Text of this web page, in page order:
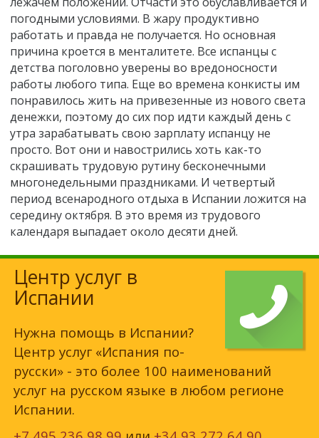
погодными условиями. В жару продуктивно
работать и правда не получается. Но основная
причина кроется в менталитете. Все испанцы с
детства поголовно уверены во вредоносности
работы любого типа. Еще во времена конкисты им
понравилось жить на привезенные из нового света
денежки, поэтому до сих пор идти каждый день с
утра зарабатывать свою зарплату испанцу не
просто. Вот они и навострились хоть как-то
скрашивать трудовую рутину бесконечными
многонедельными праздниками. И четвертый
период всенародного отдыха в Испании ложится на
середину октября. В это время из трудового
календаря выпадает около десяти дней.
Центр услуг в
Испании
Нужна помощь в Испании?
Центр услуг «Испания по-
русски» - это более 100 наименований
услуг на русском языке в любом регионе
Испании.